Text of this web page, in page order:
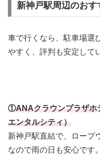
新神戸駅周辺のおす
車で行くなら、駐車場選
やすく、評判も安定して
①ANAクラウンプラザホ
エンタルシティ）
新神戸駅直結で、ロープ
なので雨の日も安心です。